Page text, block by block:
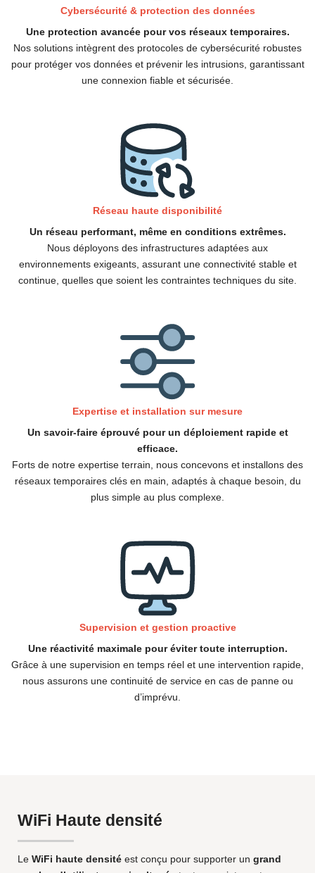
Cybersécurité & protection des données
Une protection avancée pour vos réseaux temporaires.
Nos solutions intègrent des protocoles de cybersécurité robustes
pour protéger vos données et prévenir les intrusions, garantissant
une connexion fiable et sécurisée.
Réseau haute disponibilité
Un réseau performant, même en conditions extrêmes.
Nous déployons des infrastructures adaptées aux
environnements exigeants, assurant une connectivité stable et
continue, quelles que soient les contraintes techniques du site.
Expertise et installation sur mesure
Un savoir-faire éprouvé pour un déploiement rapide et
efficace.
Forts de notre expertise terrain, nous concevons et installons des
réseaux temporaires clés en main, adaptés à chaque besoin, du
plus simple au plus complexe.
Supervision et gestion proactive
Une réactivité maximale pour éviter toute interruption.
Grâce à une supervision en temps réel et une intervention rapide,
nous assurons une continuité de service en cas de panne ou
d’imprévu.
WiFi Haute densité
Le WiFi haute densité est conçu pour supporter un grand